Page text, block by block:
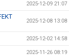
2025-12-09 21:07
2025-12-08 13:08
2025-12-02 14:58
2025-11-26 08:19